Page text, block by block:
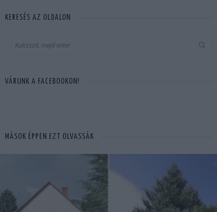
KERESÉS AZ OLDALON
VÁRUNK A FACEBOOKON!
MÁSOK ÉPPEN EZT OLVASSÁK